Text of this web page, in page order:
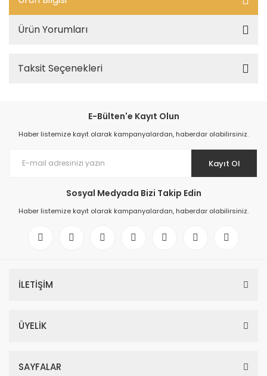
Ürün Yorumları
Taksit Seçenekleri
E-Bülten'e Kayıt Olun
Haber listemize kayıt olarak kampanyalardan, haberdar olabilirsiniz.
Kayıt Ol
Sosyal Medyada Bizi Takip Edin
Haber listemize kayıt olarak kampanyalardan, haberdar olabilirsiniz.
İLETİŞİM
ÜYELİK
SAYFALAR